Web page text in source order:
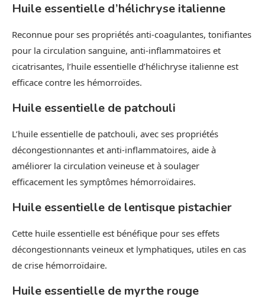
Huile essentielle d’hélichryse italienne
Reconnue pour ses propriétés anti-coagulantes, tonifiantes
pour la circulation sanguine, anti-inflammatoires et
cicatrisantes, l’huile essentielle d’hélichryse italienne est
efficace contre les hémorroïdes.
Huile essentielle de patchouli
L’huile essentielle de patchouli, avec ses propriétés
décongestionnantes et anti-inflammatoires, aide à
améliorer la circulation veineuse et à soulager
efficacement les symptômes hémorroïdaires.
Huile essentielle de lentisque pistachier
Cette huile essentielle est bénéfique pour ses effets
décongestionnants veineux et lymphatiques, utiles en cas
de crise hémorroïdaire.
Huile essentielle de myrthe rouge